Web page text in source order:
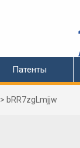
Патенты
> bRR7zgLmjjw